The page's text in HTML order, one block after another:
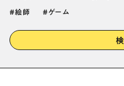
絵師 ゲーム